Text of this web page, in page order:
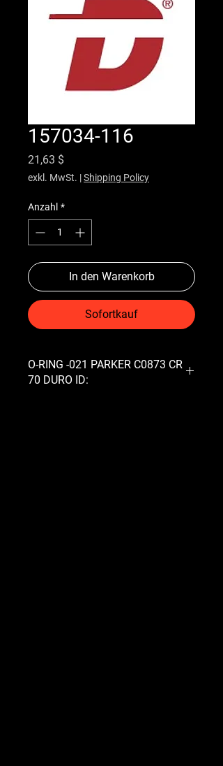
157034-116
21,63 $
exkl. MwSt. |Shipping Policy
Anzahl *
In den Warenkorb
Sofortkauf
O-RING -021 PARKER C0873 CR
70 DURO ID: